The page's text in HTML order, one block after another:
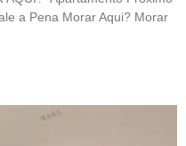
a Pena Morar Aqui? Morar